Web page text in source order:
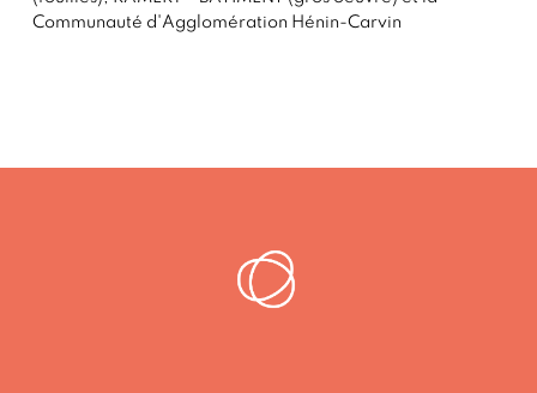
Communauté d'Agglomération Hénin-Carvin